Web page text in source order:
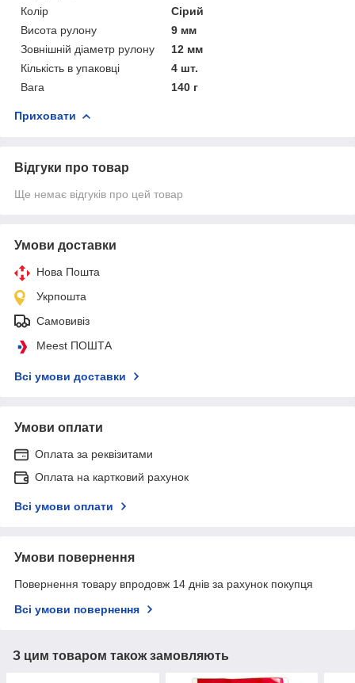
Колір
Сірий
Висота рулону
9 мм
Зовнішній діаметр рулону
12 мм
Кількість в упаковці
4 шт.
Вага
140 г
Приховати
Відгуки про товар
Ще немає відгуків про цей товар
Умови доставки
Нова Пошта
Укрпошта
Самовивіз
Meest ПОШТА
Всі умови доставки
Умови оплати
Оплата за реквізитами
Оплата на картковий рахунок
Всі умови оплати
Умови повернення
Повернення товару впродовж 14 днів за рахунок покупця
Всі умови повернення
З цим товаром також замовляють